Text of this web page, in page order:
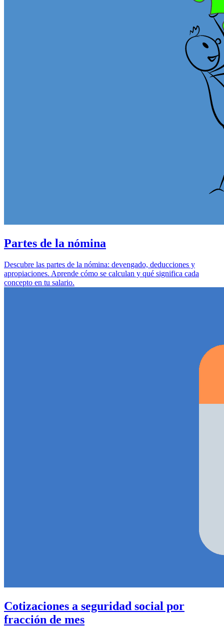
Partes de la nómina
Descubre las partes de la nómina: devengado, deducciones y
apropiaciones. Aprende cómo se calculan y qué significa cada
concepto en tu salario.
Cotizaciones a seguridad social por
fracción de mes